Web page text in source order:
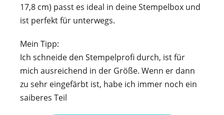
17,8 cm) passt es ideal in deine Stempelbox und
ist perfekt für unterwegs.
Mein Tipp:
Ich schneide den Stempelprofi durch, ist für
mich ausreichend in der Größe. Wenn er dann
zu sehr eingefärbt ist, habe ich immer noch ein
saiberes Teil